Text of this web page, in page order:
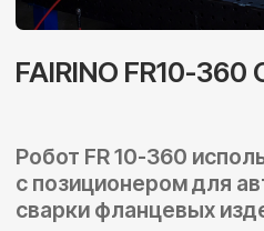
Статьи
Контакты
О компании